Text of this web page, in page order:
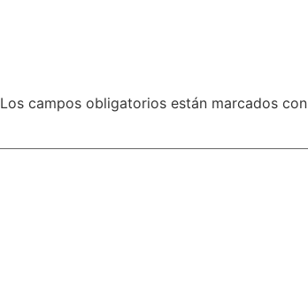
Los campos obligatorios están marcados con